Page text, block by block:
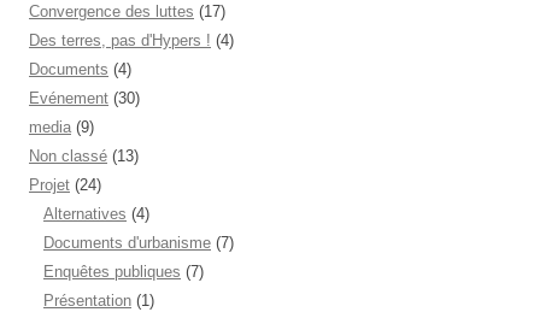
Convergence des luttes (17)
Des terres, pas d'Hypers ! (4)
Documents (4)
Evénement (30)
media (9)
Non classé (13)
Projet (24)
Alternatives (4)
Documents d'urbanisme (7)
Enquêtes publiques (7)
Présentation (1)